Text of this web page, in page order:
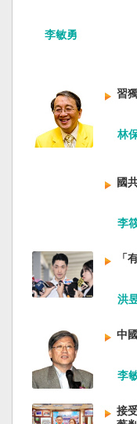
韌性，讓彼此的
由基石永固。
自由」原則，中
之實的認知作
化，予以最嚴
範，避免破壞
調，將持續運用
動，亦未接獲
採取一切必要
的歷史就不會有
兩岸已有正常
祉。 如果一九
戰後許多殖民
主化的歷史。獨
同於有國家歷
史。或許會有
九年中華人民共
民黨蔣介石政權
史就會是另一種
至於陳兵海峽
四五年八一五台
文化圈一個不屬
新加坡一樣，通
語，一如新加坡
客家話、原住民
李敏勇
習
林
國
李
「
洪
中
李
接